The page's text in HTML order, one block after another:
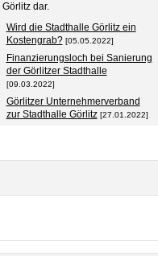
Görlitz dar.
Wird die Stadthalle Görlitz ein
Kostengrab? [05.05.2022]
Finanzierungsloch bei Sanierung
der Görlitzer Stadthalle
[09.03.2022]
Görlitzer Unternehmerverband
zur Stadthalle Görlitz [27.01.2022]